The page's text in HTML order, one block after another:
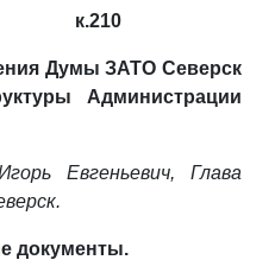
к.210
Думы ЗАТО Северск
Администрации
Евгеньевич, Глава
документы.